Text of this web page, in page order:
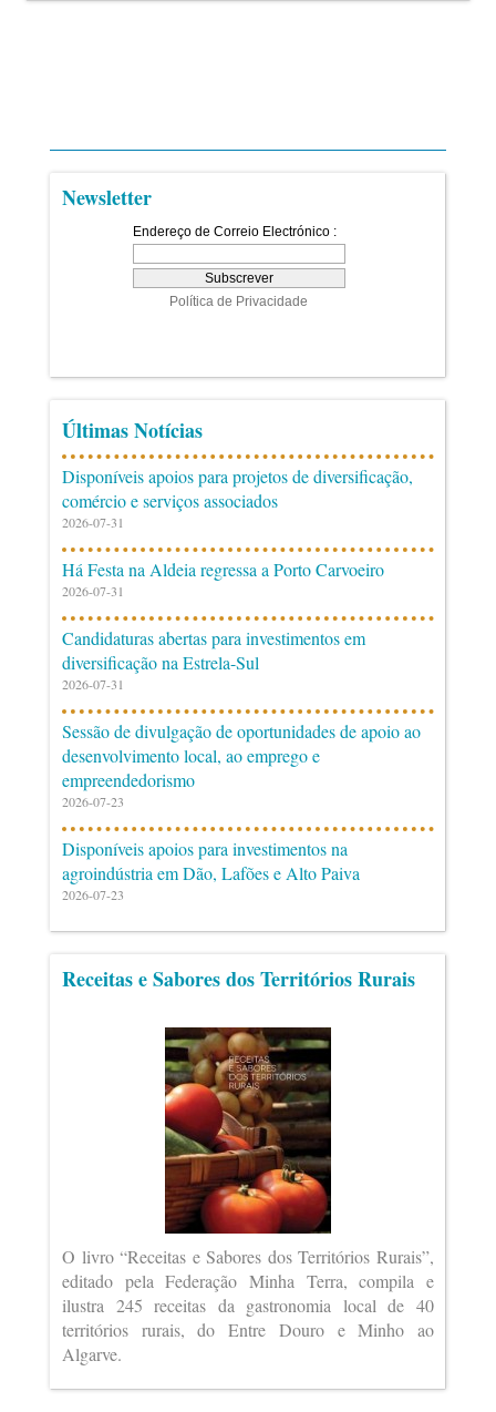
Newsletter
Últimas Notícias
Disponíveis apoios para projetos de diversificação,
comércio e serviços associados
2026-07-31
Há Festa na Aldeia regressa a Porto Carvoeiro
2026-07-31
Candidaturas abertas para investimentos em
diversificação na Estrela-Sul
2026-07-31
Sessão de divulgação de oportunidades de apoio ao
desenvolvimento local, ao emprego e
empreendedorismo
2026-07-23
Disponíveis apoios para investimentos na
agroindústria em Dão, Lafões e Alto Paiva
2026-07-23
Receitas e Sabores dos Territórios Rurais
O livro “Receitas e Sabores dos Territórios Rurais”,
editado pela Federação Minha Terra, compila e
ilustra 245 receitas da gastronomia local de 40
territórios rurais, do Entre Douro e Minho ao
Algarve.